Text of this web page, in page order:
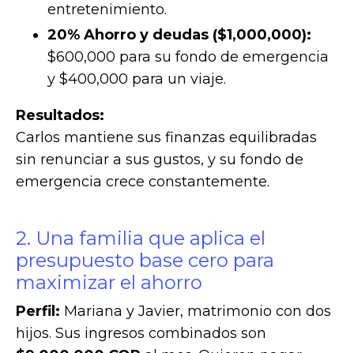
entretenimiento.
20% Ahorro y deudas ($1,000,000):
$600,000 para su fondo de emergencia
y $400,000 para un viaje.
Resultados:
Carlos mantiene sus finanzas equilibradas
sin renunciar a sus gustos, y su fondo de
emergencia crece constantemente.
2. Una familia que aplica el
presupuesto base cero para
maximizar el ahorro
Perfil: Mariana y Javier, matrimonio con dos
hijos. Sus ingresos combinados son